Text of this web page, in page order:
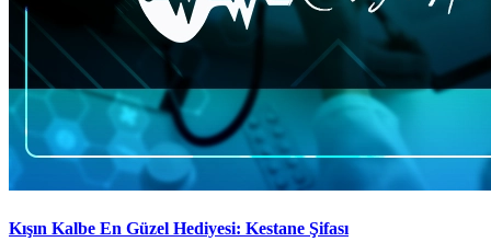
Kışın Kalbe En Güzel Hediyesi: Kestane Şifası